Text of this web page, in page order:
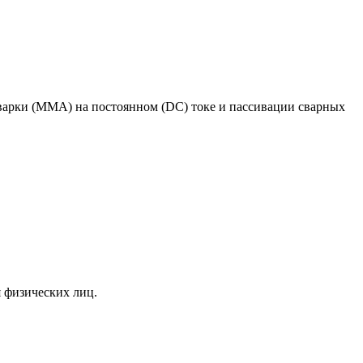
(MMA) на постоянном (DC) токе и пассивации сварных
физических лиц.